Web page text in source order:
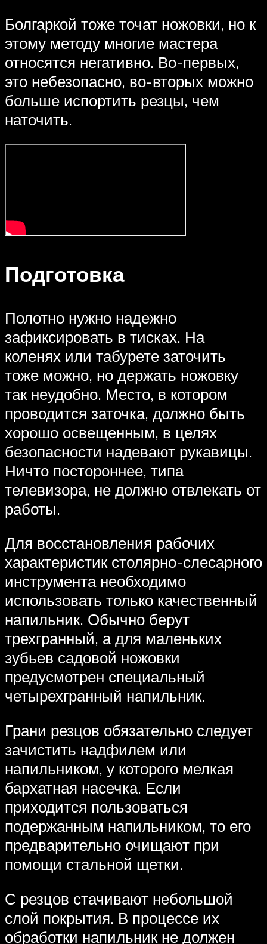
Болгаркой тоже точат ножовки, но к
этому методу многие мастера
относятся негативно. Во-первых,
это небезопасно, во-вторых можно
больше испортить резцы, чем
наточить.
Подготовка
Полотно нужно надежно
зафиксировать в тисках. На
коленях или табурете заточить
тоже можно, но держать ножовку
так неудобно. Место, в котором
проводится заточка, должно быть
хорошо освещенным, в целях
безопасности надевают рукавицы.
Ничто постороннее, типа
телевизора, не должно отвлекать от
работы.
Для восстановления рабочих
характеристик столярно-слесарного
инструмента необходимо
использовать только качественный
напильник. Обычно берут
трехгранный, а для маленьких
зубьев садовой ножовки
предусмотрен специальный
четырехгранный напильник.
Грани резцов обязательно следует
зачистить надфилем или
напильником, у которого мелкая
бархатная насечка. Если
приходится пользоваться
подержанным напильником, то его
предварительно очищают при
помощи стальной щетки.
С резцов стачивают небольшой
слой покрытия. В процессе их
обработки напильник не должен